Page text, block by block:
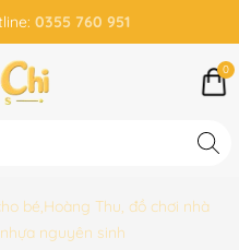
0355 760 951
0
bé,Hoàng Thu, đồ chơi nhà
nguyên sinh